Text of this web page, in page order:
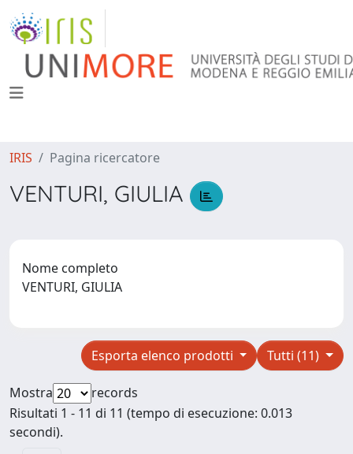
IRIS Pagina ricercatore
VENTURI, GIULIA
Nome completo
VENTURI, GIULIA
Tutti (11)
Esporta elenco prodotti
Mostra
records
Risultati 1 - 11 di 11 (tempo di esecuzione: 0.013
secondi).